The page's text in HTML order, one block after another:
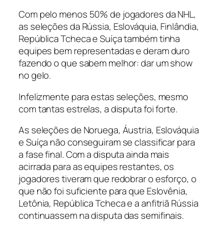
Com pelo menos 50% de jogadores da NHL,
as seleções da Rússia, Eslováquia, Finlândia,
República Tcheca e Suíça também tinha
equipes bem representadas e deram duro
fazendo o que sabem melhor: dar um show
no gelo.
Infelizmente para estas seleções, mesmo
com tantas estrelas, a disputa foi forte.
As seleções de Noruega, Áustria, Eslováquia
e Suíça não conseguiram se classificar para
a fase final. Com a disputa ainda mais
acirrada para as equipes restantes, os
jogadores tiveram que redobrar o esforço, o
que não foi suficiente para que Eslovênia,
Letônia, República Tcheca e a anfitriã Rússia
continuassem na disputa das semifinais.